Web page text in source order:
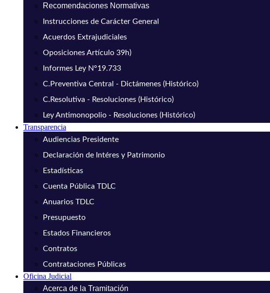
Recomendaciones Normativas
Instrucciones de Carácter General
Acuerdos Extrajudiciales
Oposiciones Artículo 39h)
Informes Ley N°19.733
C.Preventiva Central - Dictámenes (Histórico)
C.Resolutiva - Resoluciones (Histórico)
Ley Antimonopolio - Resoluciones (Histórico)
Transparencia
Audiencias Presidente
Declaración de Intéres y Patrimonio
Estadísticas
Cuenta Pública TDLC
Anuarios TDLC
Presupuesto
Estados Financieros
Contratos
Contrataciones Públicas
Oficina Judicial
Acerca de la Tramitación